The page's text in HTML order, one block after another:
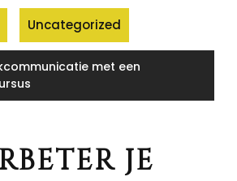
Uncategorized
met een
je